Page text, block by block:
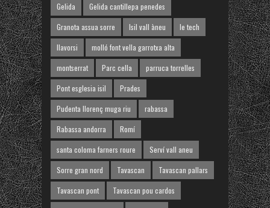
Gelida
Gelida cantillepa penedes
Granota assua sorre
Isil vall àneu
le tech
llavorsi
molló font vella garrotxa alta
montserrat
Parc cella
parruca torrelles
Pont esglesia isil
Prades
Pudenta llorenç muga riu
rabassa
Rabassa andorra
Romí
santa coloma farners roure
Serví vall aneu
Sorre gran nord
Tavascan
Tavascan pallars
Tavascan pont
Tavascan pou cardos